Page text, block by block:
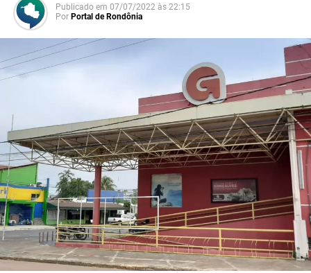
Publicado em 07/07/2022 às 22:15
Por Portal de Rondônia